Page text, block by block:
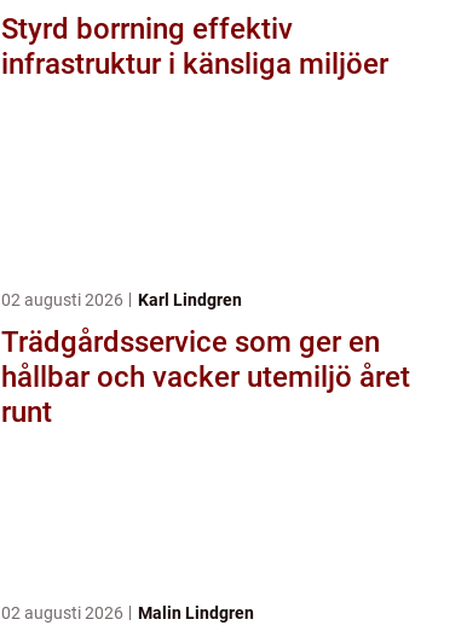
Styrd borrning effektiv
infrastruktur i känsliga miljöer
02 augusti 2026 Karl Lindgren
Trädgårdsservice som ger en
hållbar och vacker utemiljö året
runt
02 augusti 2026 Malin Lindgren